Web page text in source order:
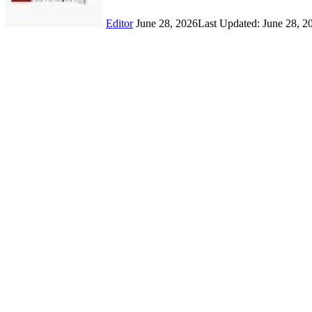
Editor June 28, 2026Last Updated: June 28,